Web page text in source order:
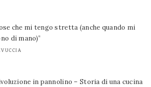
che mi tengo stretta (anche quando mi
di mano)”
in pannolino – Storia di una cucina